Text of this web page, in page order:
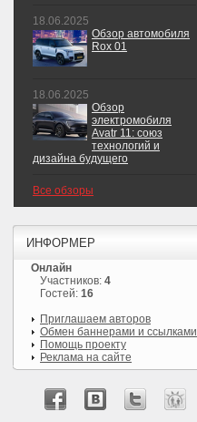
18.06.2025
Обзор автомобиля
Rox 01
18.06.2025
Обзор
электромобиля
Avatr 11: союз
технологий и
дизайна будущего
Все обзоры
ИНФОРМЕР
Онлайн
Участников: 4
Гостей: 16
Приглашаем авторов
Обмен баннерами и ссылками
Помощь проекту
Реклама на сайте